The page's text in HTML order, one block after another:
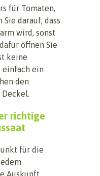
für Tomaten,
darauf, dass
wird, sonst
öffnen Sie
keine
einfach ein
den
richtige
für die
Auskunft